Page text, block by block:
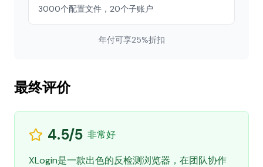
3000个配置文件，20个子账户
年付可享25%折扣
最终评价
4.5/5 非常好
XLogin是一款出色的反检测浏览器，在团队协作